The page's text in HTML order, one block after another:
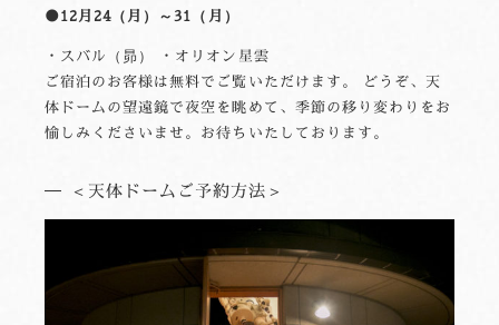
●12月24（月）～31（月）
・スバル（昴） ・オリオン星雲
ご宿泊のお客様は無料でご覧いただけます。 どうぞ、天
体ドームの望遠鏡で夜空を眺めて、季節の移り変わりをお
愉しみくださいませ。お待ちいたしております。
＜天体ドームご予約方法＞